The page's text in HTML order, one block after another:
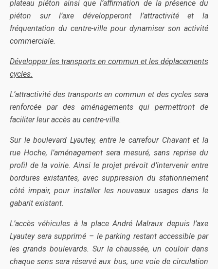
plateau piéton ainsi que l’affirmation de la présence du
piéton sur l’axe développeront l’attractivité et la
fréquentation du centre-ville pour dynamiser son activité
commerciale.
Développer les transports en commun et les déplacements
cycles.
L’attractivité des transports en commun et des cycles sera
renforcée par des aménagements qui permettront de
faciliter leur accès au centre-ville.
Sur le boulevard Lyautey, entre le carrefour Chavant et la
rue Hoche, l’aménagement sera mesuré, sans reprise du
profil de la voirie. Ainsi le projet prévoit d’intervenir entre
bordures existantes, avec suppression du stationnement
côté impair, pour installer les nouveaux usages dans le
gabarit existant.
L’accès véhicules à la place André Malraux depuis l’axe
Lyautey sera supprimé – le parking restant accessible par
les grands boulevards. Sur la chaussée, un couloir dans
chaque sens sera réservé aux bus, une voie de circulation